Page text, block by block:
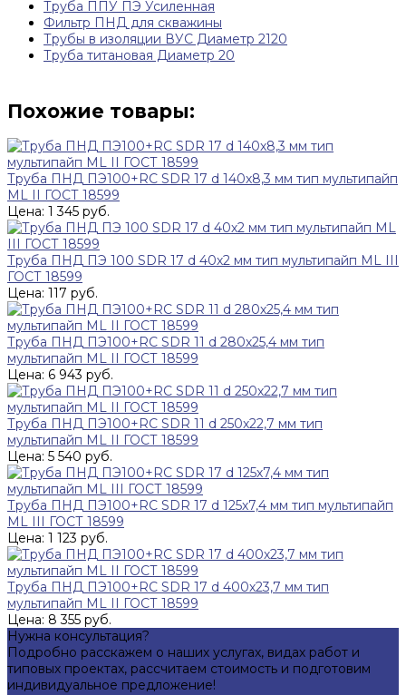
Труба ППУ ПЭ Усиленная
Фильтр ПНД для скважины
Трубы в изоляции ВУС Диаметр 2120
Труба титановая Диаметр 20
Похожие товары:
Труба ПНД ПЭ100+RC SDR 17 d 140х8,3 мм тип мультипайп
ML II ГОСТ 18599
Цена: 1 345 руб.
Труба ПНД ПЭ 100 SDR 17 d 40х2 мм тип мультипайп ML III
ГОСТ 18599
Цена: 117 руб.
Труба ПНД ПЭ100+RC SDR 11 d 280х25,4 мм тип
мультипайп ML II ГОСТ 18599
Цена: 6 943 руб.
Труба ПНД ПЭ100+RC SDR 11 d 250х22,7 мм тип
мультипайп ML II ГОСТ 18599
Цена: 5 540 руб.
Труба ПНД ПЭ100+RC SDR 17 d 125х7,4 мм тип мультипайп
ML III ГОСТ 18599
Цена: 1 123 руб.
Труба ПНД ПЭ100+RC SDR 17 d 400х23,7 мм тип
мультипайп ML II ГОСТ 18599
Цена: 8 355 руб.
Нужна консультация?
Подробно расскажем о наших услугах, видах работ и
типовых проектах, рассчитаем стоимость и подготовим
индивидуальное предложение!